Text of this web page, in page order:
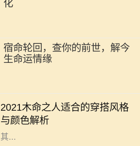
化
宿命轮回，查你的前世，解今
生命运情缘
2021木命之人适合的穿搭风格
与颜色解析
而言，这一年的穿搭选择直接影响着
他们的气场与运势。木命属于五行中
的一种，象征着生长、旺盛与活力，
其...
在中国传统命理学中，每个人的命格